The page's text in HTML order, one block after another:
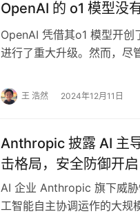
OpenAI 的 o1 模型没
OpenAI 凭借其o1 模型开
进行了重大升级。然而，尽
王 浩然 2024年12月11日
Anthropic 披露 AI 主
击格局，安全防御开
AI 企业 Anthropic 旗下威
工智能自主协调运作的大